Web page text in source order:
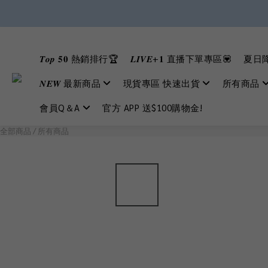
𝑻𝒐𝒑 𝟓𝟎 熱銷排行🏆 𝑳𝑰𝑽𝑬+𝟏 直播下單專區💟 夏日
𝑵𝑬𝑾 最新商品 現貨專區 快速出貨 所有商品
會員Q＆A 官方 APP 送$100購物金!
全部商品 / 所有商品